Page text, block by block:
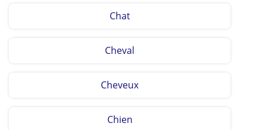
Chat
Cheval
Cheveux
Chien